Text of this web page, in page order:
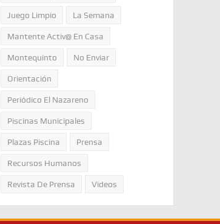
Juego Limpio La Semana
Mantente Activ@ En Casa
Montequinto No Enviar
Orientación
Periódico El Nazareno
Piscinas Municipales
Plazas Piscina Prensa
Recursos Humanos
Revista De Prensa Videos